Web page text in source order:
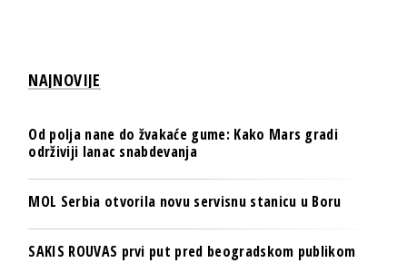
NAJNOVIJE
Od polja nane do žvakaće gume: Kako Mars gradi
održiviji lanac snabdevanja
MOL Serbia otvorila novu servisnu stanicu u Boru
SAKIS ROUVAS prvi put pred beogradskom publikom